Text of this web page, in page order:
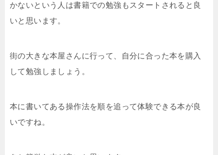
かないという人は書籍での勉強もスタートされると良
いと思います。
街の大きな本屋さんに行って、自分に合った本を購入
して勉強しましょう。
本に書いてある操作法を順を追って体験できる本が良
いですね。